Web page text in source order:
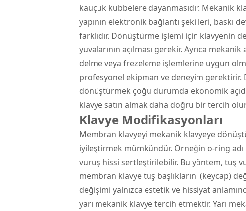
kauçuk kubbelere dayanmasıdır. Mekanik
yapının elektronik bağlantı şekilleri, baskı
farklıdır. Dönüştürme işlemi için klavyenin
yuvalarının açılması gerekir. Ayrıca
delme veya frezeleme işlemlerine uygun
profesyonel ekipman ve deneyim gerektirir.
dönüştürmek çoğu durumda ekonomik
klavye satın almak daha doğru bir tercih
Klavye Modifikasyonları
Membran klavyeyi mekanik klavyeye
iyileştirmek mümkündür. Örneğin o-ring
vuruş hissi sertleştirilebilir. Bu yöntem, tuş
membran klavye tuş başlıklarını (keycap)
değişimi yalnızca estetik ve hissiyat
yarı mekanik klavye tercih etmektir. Yarı